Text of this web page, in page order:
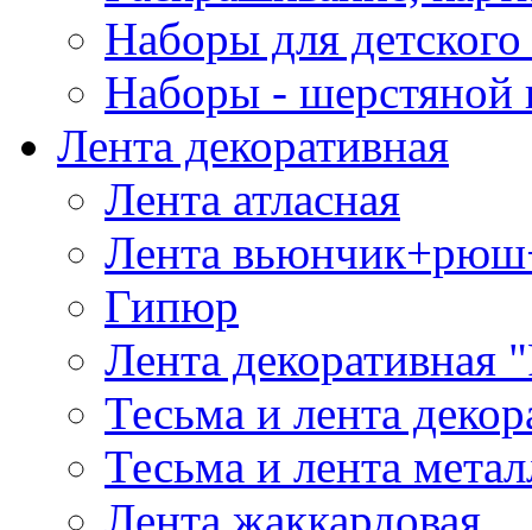
Наборы для
Наборы - шерстяной
Лента декоративная
Лента атласная
Лента
Гипюр
Лента декоративная
Тесьма и лента
Тесьма и лента
Лента жаккардовая